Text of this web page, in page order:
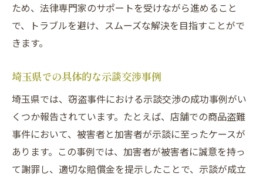
ため、法律専門家のサポートを受けながら進めること
で、トラブルを避け、スムーズな解決を目指すことがで
きます。
埼玉県での具体的な示談交渉事例
埼玉県では、窃盗事件における示談交渉の成功事例がい
くつか報告されています。たとえば、店舗での商品盗難
事件において、被害者と加害者が示談に至ったケースが
あります。この事例では、加害者が被害者に誠意を持っ
て謝罪し、適切な賠償金を提示したことで、示談が成立